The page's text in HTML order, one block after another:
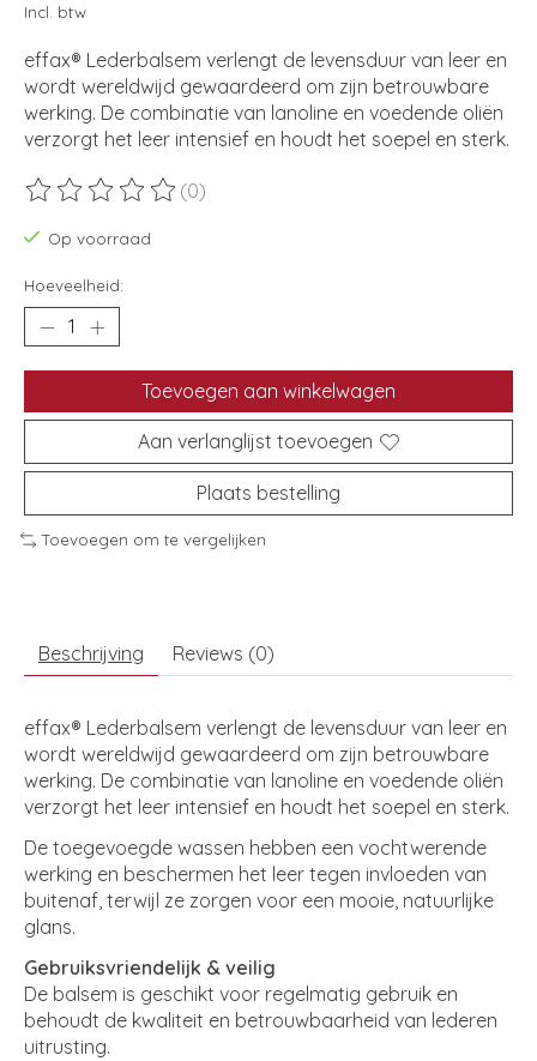
Incl. btw
effax® Lederbalsem verlengt de levensduur van leer en
wordt wereldwijd gewaardeerd om zijn betrouwbare
werking. De combinatie van lanoline en voedende oliën
verzorgt het leer intensief en houdt het soepel en sterk.
De beoordeling van dit product is
(0)
Op voorraad
Hoeveelheid:
Toevoegen aan winkelwagen
Aan verlanglijst toevoegen
Plaats bestelling
Toevoegen om te vergelijken
Beschrijving Reviews (0)
effax® Lederbalsem verlengt de levensduur van leer en
wordt wereldwijd gewaardeerd om zijn betrouwbare
werking. De combinatie van lanoline en voedende oliën
verzorgt het leer intensief en houdt het soepel en sterk.
De toegevoegde wassen hebben een vochtwerende
werking en beschermen het leer tegen invloeden van
buitenaf, terwijl ze zorgen voor een mooie, natuurlijke
glans.
Gebruiksvriendelijk & veilig
De balsem is geschikt voor regelmatig gebruik en
behoudt de kwaliteit en betrouwbaarheid van lederen
uitrusting.